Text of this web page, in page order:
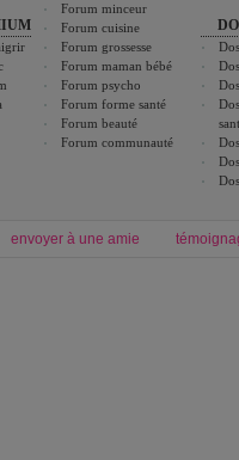
Forum minceur
Forum cuisine
Forum grossesse
Forum maman bébé
Forum psycho
Forum forme santé
Forum beauté
Forum communauté
envoyer à une amie